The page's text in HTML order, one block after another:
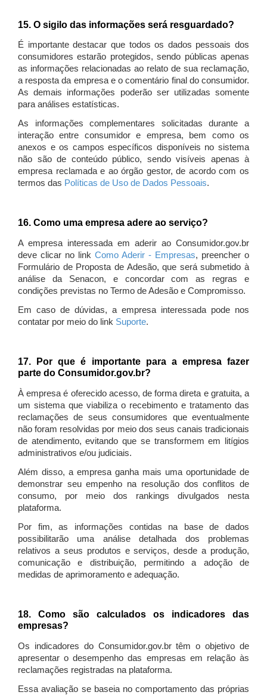
15. O sigilo das informações será resguardado?
É importante destacar que todos os dados pessoais dos
consumidores estarão protegidos, sendo públicas apenas
as informações relacionadas ao relato de sua reclamação,
a resposta da empresa e o comentário final do consumidor.
As demais informações poderão ser utilizadas somente
para análises estatísticas.
As informações complementares solicitadas durante a
interação entre consumidor e empresa, bem como os
anexos e os campos específicos disponíveis no sistema
não são de conteúdo público, sendo visíveis apenas à
empresa reclamada e ao órgão gestor, de acordo com os
termos das Políticas de Uso de Dados Pessoais.
16. Como uma empresa adere ao serviço?
A empresa interessada em aderir ao Consumidor.gov.br
deve clicar no link Como Aderir - Empresas, preencher o
Formulário de Proposta de Adesão, que será submetido à
análise da Senacon, e concordar com as regras e
condições previstas no Termo de Adesão e Compromisso.
Em caso de dúvidas, a empresa interessada pode nos
contatar por meio do link Suporte.
17. Por que é importante para a empresa fazer
parte do Consumidor.gov.br?
À empresa é oferecido acesso, de forma direta e gratuita, a
um sistema que viabiliza o recebimento e tratamento das
reclamações de seus consumidores que eventualmente
não foram resolvidas por meio dos seus canais tradicionais
de atendimento, evitando que se transformem em litígios
administrativos e/ou judiciais.
Além disso, a empresa ganha mais uma oportunidade de
demonstrar seu empenho na resolução dos conflitos de
consumo, por meio dos rankings divulgados nesta
plataforma.
Por fim, as informações contidas na base de dados
possibilitarão uma análise detalhada dos problemas
relativos a seus produtos e serviços, desde a produção,
comunicação e distribuição, permitindo a adoção de
medidas de aprimoramento e adequação.
18. Como são calculados os indicadores das
empresas?
Os indicadores do Consumidor.gov.br têm o objetivo de
apresentar o desempenho das empresas em relação às
reclamações registradas na plataforma.
Essa avaliação se baseia no comportamento das próprias